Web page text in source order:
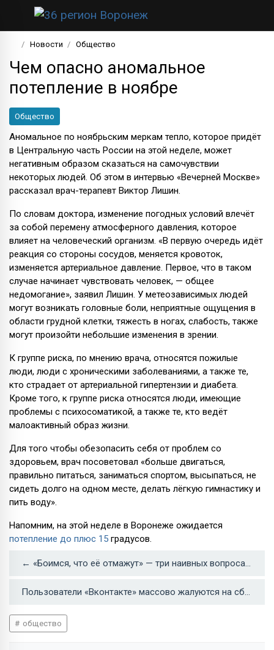
Новости Общество
Чем опасно аномальное
потепление в ноябре
Общество
Аномальное по ноябрьским меркам тепло, которое придёт
в Центральную часть России на этой неделе, может
негативным образом сказаться на самочувствии
некоторых людей. Об этом в интервью «Вечерней Москве»
рассказал врач-терапевт Виктор Лишин.
По словам доктора, изменение погодных условий влечёт
за собой перемену атмосферного давления, которое
влияет на человеческий организм. «В первую очередь идёт
реакция со стороны сосудов, меняется кровоток,
изменяется артериальное давление. Первое, что в таком
случае начинает чувствовать человек, — общее
недомогание», заявил Лишин. У метеозависимых людей
могут возникать головные боли, неприятные ощущения в
области грудной клетки, тяжесть в ногах, слабость, также
могут произойти небольшие изменения в зрении.
К группе риска, по мнению врача, относятся пожилые
люди, люди с хроническими заболеваниями, а также те,
кто страдает от артериальной гипертензии и диабета.
Кроме того, к группе риска относятся люди, имеющие
проблемы с психосоматикой, а также те, кто ведёт
малоактивный образ жизни.
Для того чтобы обезопасить себя от проблем со
здоровьем, врач посоветовал «больше двигаться,
правильно питаться, заниматься спортом, высыпаться, не
сидеть долго на одном месте, делать лёгкую гимнастику и
пить воду».
Напомним, на этой неделе в Воронеже ожидается
потепление до плюс 15 градусов.
← «Боимся, что её отмажут» — три наивных вопроса о резонансном ДТП
Пользователи «Вконтакте» массово жалуются на сбой в работе соцсети →
общество